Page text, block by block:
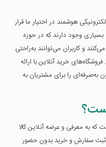
هوشمند در اختیار ما قرار
وجود دارند که در حوزه
و کاربران می‌توانند به‌راحتی
کالاهای مورد نیاز خود را خریداری کنند. فروشگاه‎‌های خرید آنلاین با ارائه
به‌صرفه‌ای را برای مشتریان به
که به معرفی و عرضه آنلاین کالا
ثبت سفارش و خرید بدون حضور